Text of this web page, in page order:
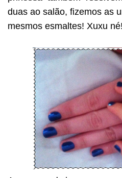
duas ao salão, fizemos as
mesmos esmaltes! Xuxu